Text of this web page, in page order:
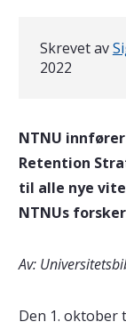
Skrevet av
2022
NTNU
Retention
til alle nye
NTNUs
Av:
Den 1. oktober